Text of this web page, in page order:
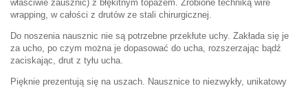
właściwie zausznic) z błękitnym topazem. Zrobione techniką wire
wrapping, w całości z drutów ze stali chirurgicznej.
Do noszenia nausznic nie są potrzebne przekłute uchy. Zakłada się je
za ucho, po czym można je dopasować do ucha, rozszerzając bądź
zaciskając, drut z tyłu ucha.
Pięknie prezentują się na uszach. Nausznice to niezwykły, unikatowy